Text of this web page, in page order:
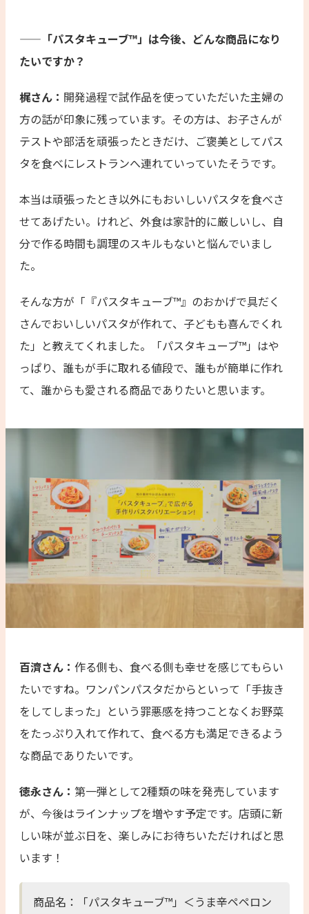
——「パスタキューブ™︎」は今後、どんな商品になり
たいですか？
梶さん： 開発過程で試作品を使っていただいた主婦の
方の話が印象に残っています。その方は、お子さんが
テストや部活を頑張ったときだけ、ご褒美としてパス
タを食べにレストランへ連れていっていたそうです。
本当は頑張ったとき以外にもおいしいパスタを食べさ
せてあげたい。けれど、外食は家計的に厳しいし、自
分で作る時間も調理のスキルもないと悩んでいまし
た。
そんな方が「『パスタキューブ™︎』のおかげで具だく
さんでおいしいパスタが作れて、子どもも喜んでくれ
た」と教えてくれました。「パスタキューブ™」はや
っぱり、誰もが手に取れる値段で、誰もが簡単に作れ
て、誰からも愛される商品でありたいと思います。
百濟さん： 作る側も、食べる側も幸せを感じてもらい
たいですね。ワンパンパスタだからといって「手抜き
をしてしまった」という罪悪感を持つことなくお野菜
をたっぷり入れて作れて、食べる方も満足できるよう
な商品でありたいです。
徳永さん： 第一弾として2種類の味を発売しています
が、今後はラインナップを増やす予定です。店頭に新
しい味が並ぶ日を、楽しみにお待ちいただければと思
います！
商品名：「パスタキューブ™」＜うま辛ペペロン